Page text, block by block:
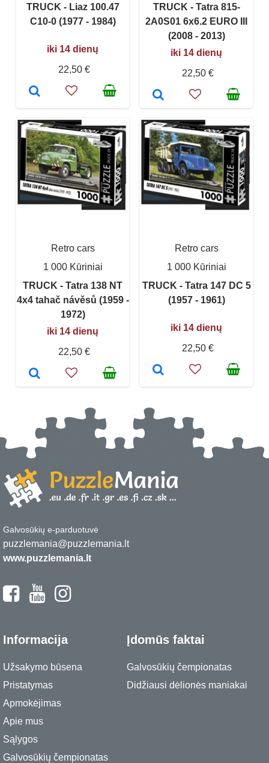
TRUCK - Liaz 100.47
C10-0 (1977 - 1984)
iki 14 dienų
22,50 €
TRUCK - Tatra 815-
2A0S01 6x6.2 EURO III
(2008 - 2013)
iki 14 dienų
22,50 €
Retro cars
1 000 Kūriniai
TRUCK - Tatra 138 NT
4x4 tahač návěsů (1959 -
1972)
iki 14 dienų
22,50 €
Retro cars
1 000 Kūriniai
TRUCK - Tatra 147 DC 5
(1957 - 1961)
iki 14 dienų
22,50 €
Galvosūkių e-parduotuvė
puzzlemania@puzzlemania.lt
www.puzzlemania.lt
Informacija
Užsakymo būsena
Pristatymas
Apmokėjimas
Apie mus
Sąlygos
Galvosūkių čempionatas
Įdomūs faktai
Galvosūkių čempionatas
Didžiausi dėlionės maniakai